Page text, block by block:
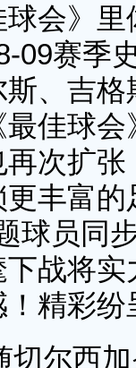
会》
09赛季
、吉
佳球
次扩
丰富
球员同
战将
精彩
尔西加